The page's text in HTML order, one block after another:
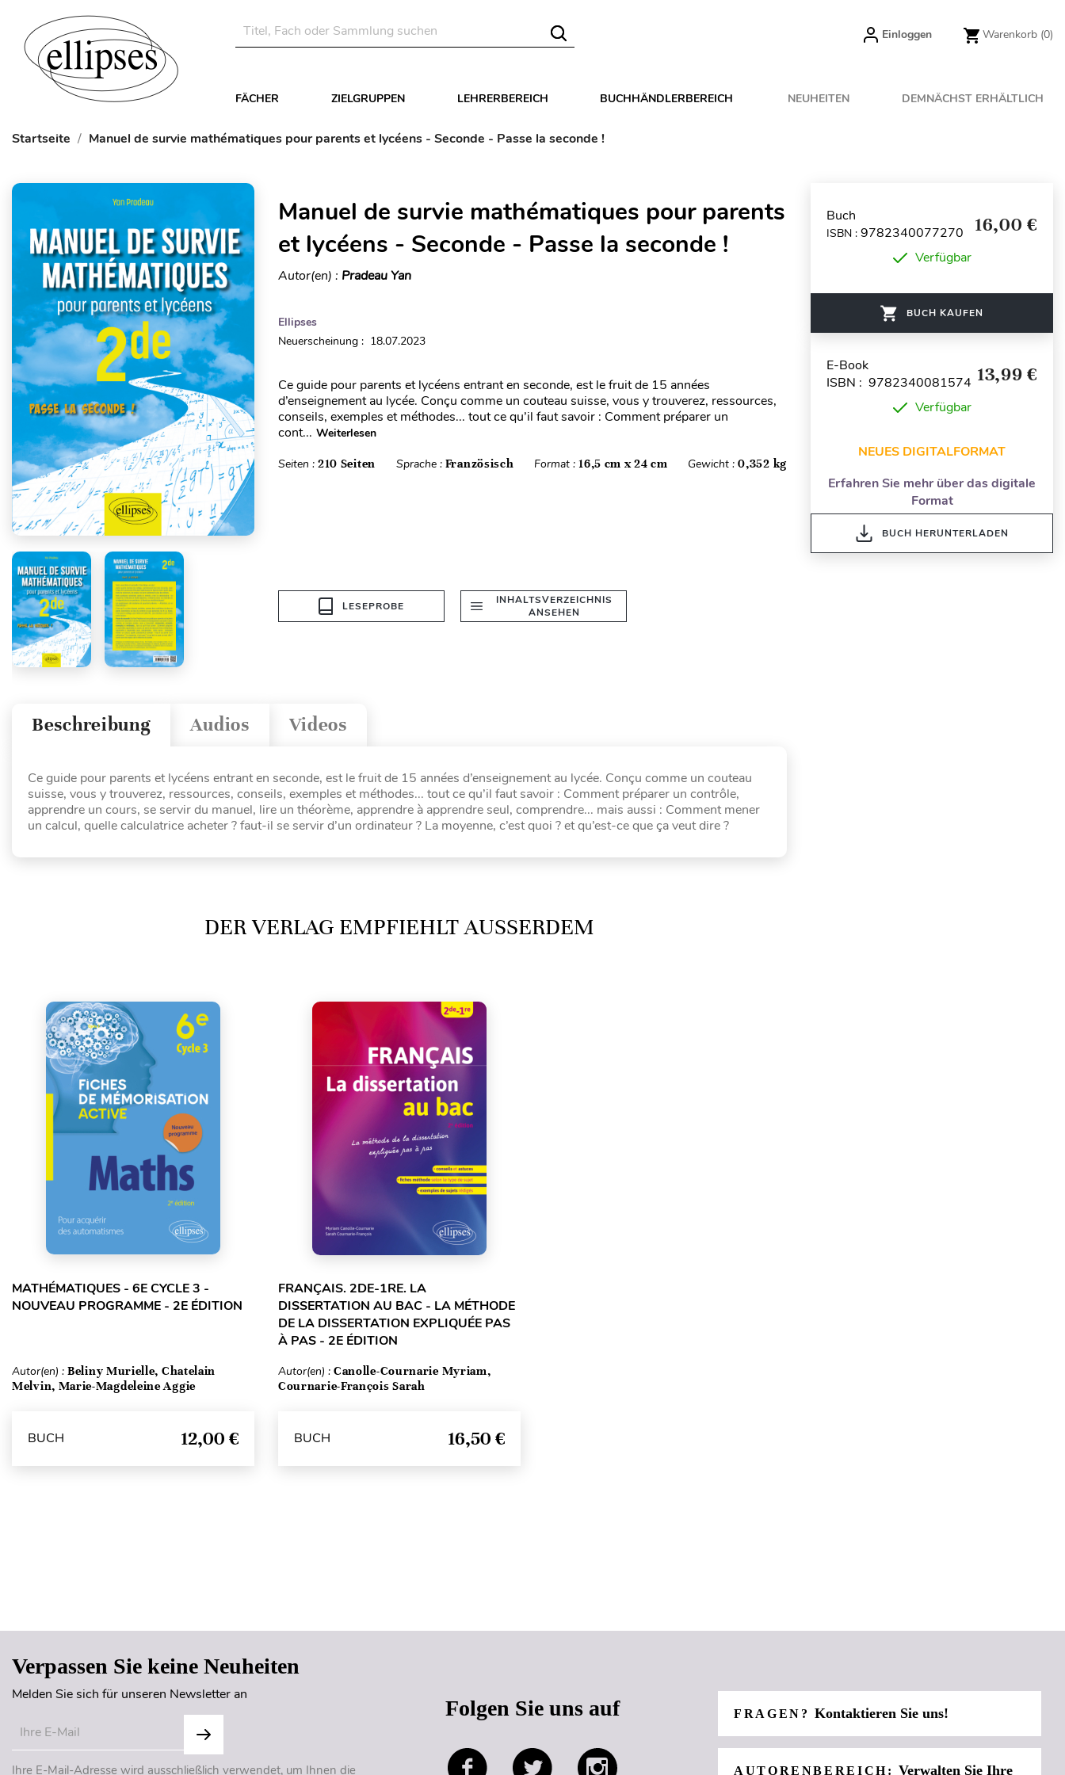
Einloggen Warenkorb (0)
FÄCHER ZIELGRUPPEN LEHRERBEREICH BUCHHÄNDLERBEREICH NEUHEITEN DEMNÄCHST ERHÄLTLICH
Startseite Manuel de survie mathématiques pour parents et lycéens - Seconde - Passe la seconde !
Manuel de survie mathématiques pour parents
et lycéens - Seconde - Passe la seconde !
Autor(en) : Pradeau Yan
Ellipses
Neuerscheinung : 18.07.2023
Ce guide pour parents et lycéens entrant en seconde, est le fruit de 15 années
d’enseignement au lycée. Conçu comme un couteau suisse, vous y trouverez, ressources,
conseils, exemples et méthodes... tout ce qu’il faut savoir : Comment préparer un
cont... Weiterlesen
Seiten : 210 Seiten Sprache : Französisch Format :16,5 cm x 24 cm Gewicht :0,352 kg
LESEPROBE
INHALTSVERZEICHNIS
ANSEHEN
Videos
Audios
Beschreibung
Ce guide pour parents et lycéens entrant en seconde, est le fruit de 15 années d’enseignement au lycée. Conçu comme un couteau
suisse, vous y trouverez, ressources, conseils, exemples et méthodes... tout ce qu’il faut savoir : Comment préparer un contrôle,
apprendre un cours, se servir du manuel, lire un théorème, apprendre à apprendre seul, comprendre... mais aussi : Comment mener
un calcul, quelle calculatrice acheter ? faut-il se servir d’un ordinateur ? La moyenne, c’est quoi ? et qu’est-ce que ça veut dire ?
DER VERLAG EMPFIEHLT AUSSERDEM
MATHÉMATIQUES - 6E CYCLE 3 -
NOUVEAU PROGRAMME - 2E ÉDITION
Autor(en) : Beliny Murielle, Chatelain
Melvin, Marie-Magdeleine Aggie
BUCH 12,00 €
FRANÇAIS. 2DE-1RE. LA
DISSERTATION AU BAC - LA MÉTHODE
DE LA DISSERTATION EXPLIQUÉE PAS
À PAS - 2E ÉDITION
Autor(en) : Canolle-Cournarie Myriam,
Cournarie-François Sarah
BUCH 16,50 €
Buch
ISBN : 9782340077270 16,00 €
Verfügbar
BUCH KAUFEN
E-Book
ISBN : 9782340081574 13,99 €
Verfügbar
NEUES DIGITALFORMAT
Erfahren Sie mehr über das digitale
Format
BUCH HERUNTERLADEN
Verpassen Sie keine Neuheiten
Melden Sie sich für unseren Newsletter an
Ihre E-Mail-Adresse wird ausschließlich verwendet, um Ihnen die
Folgen Sie uns auf FRAGEN?Kontaktieren Sie uns!
AUTORENBEREICH:Verwalten Sie Ihre